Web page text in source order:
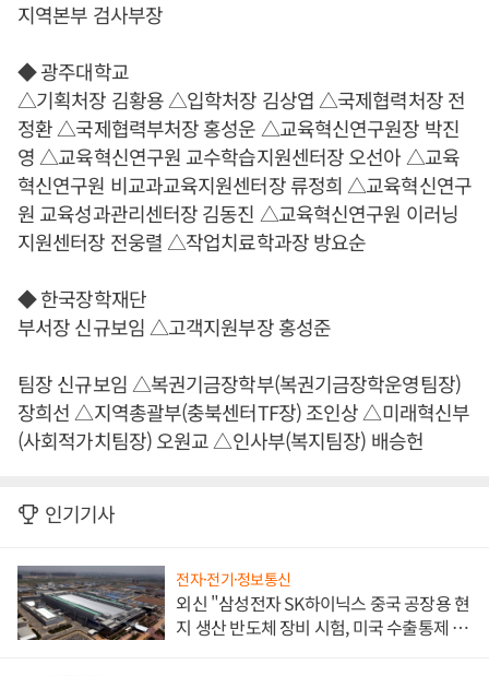
지역본부 검사부장
◆ 광주대학교
△기획처장 김황용 △입학처장 김상엽 △국제협력처장 전
정환 △국제협력부처장 홍성운 △교육혁신연구원장 박진
영 △교육혁신연구원 교수학습지원센터장 오선아 △교육
혁신연구원 비교과교육지원센터장 류정희 △교육혁신연구
원 교육성과관리센터장 김동진 △교육혁신연구원 이러닝
지원센터장 전웅렬 △작업치료학과장 방요순
◆ 한국장학재단
부서장 신규보임 △고객지원부장 홍성준
팀장 신규보임 △복권기금장학부(복권기금장학운영팀장)
장희선 △지역총괄부(충북센터TF장) 조인상 △미래혁신부
(사회적가치팀장) 오원교 △인사부(복지팀장) 배승헌
인기기사
전자·전기·정보통신
외신 "삼성전자 SK하이닉스 중국 공장용 현
지 생산 반도체 장비 시험, 미국 수출통제 대